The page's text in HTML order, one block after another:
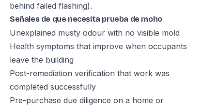
behind failed flashing).
Señales de que necesita prueba de moho
Unexplained musty odour with no visible mold
Health symptoms that improve when occupants
leave the building
Post-remediation verification that work was
completed successfully
Pre-purchase due diligence on a home or